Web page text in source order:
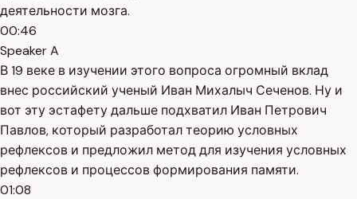
деятельности мозга.
00:46
Speaker A
В 19 веке в изучении этого вопроса огромный вклад
внес российский ученый Иван Михалыч Сеченов. Ну и
вот эту эстафету дальше подхватил Иван Петрович
Павлов, который разработал теорию условных
рефлексов и предложил метод для изучения условных
рефлексов и процессов формирования памяти.
01:08